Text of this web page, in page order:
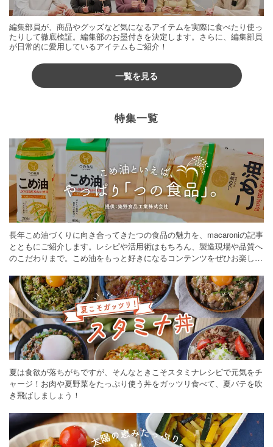
編集部員が、商品やグッズなど気になるアイテムを実際に食べたり使っ
たりして徹底検証。編集部のお墨付きを決定します。さらに、編集部員
が日常的に愛用しているアイテムもご紹介！
一覧を見る
特集一覧
長年こめ油づくりに向き合ってきたつの食品の魅力を、macaroniの記事
とともにご紹介します。レシピや活用術はもちろん、製造現場や品質へ
のこだわりまで。こめ油をもっと好きになるコンテンツをぜひお楽しみ
夏は食欲が落ちがちですが、そんなときこそスタミナレシピで元気をチ
ャージ！お肉や夏野菜をたっぷり使う丼をガッツリ食べて、夏バテを吹
き飛ばしましょう！